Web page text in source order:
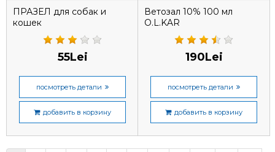
ПРАЗЕЛ для собак и
кошек
55Lei
посмотреть детали
добавить в корзину
Ветозал 10% 100 мл
O.L.KAR
190Lei
посмотреть детали
добавить в корзину